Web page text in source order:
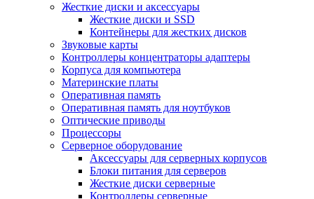
Жесткие диски и аксессуары
Жесткие диски и SSD
Контейнеры для жестких дисков
Звуковые карты
Контроллеры концентраторы адаптеры
Корпуса для компьютера
Материнские платы
Оперативная память
Оперативная память для ноутбуков
Оптические приводы
Процессоры
Серверное оборудование
Аксессуары для серверных корпусов
Блоки питания для серверов
Жесткие диски серверные
Контроллеры серверные